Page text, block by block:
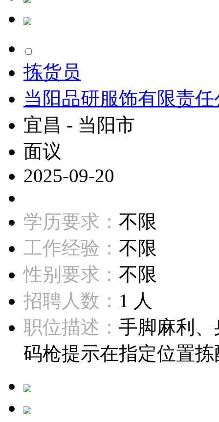
拣货员
当阳品研服饰有限责
宜昌 - 当阳市
面议
2025-09-20
学历要求： 不限
工作经验： 不限
性别要求： 不限
招聘人数： 1 人
职位描述： 手脚麻利
码枪提示在指定位置